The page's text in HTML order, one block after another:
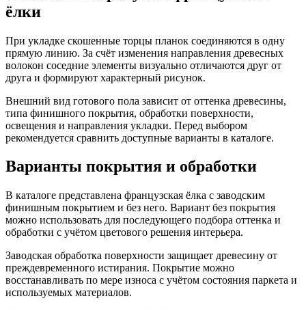
ёлки
При укладке скошенные торцы планок соединяются в одну
прямую линию. За счёт изменения направления древесных
волокон соседние элементы визуально отличаются друг от
друга и формируют характерный рисунок.
Внешний вид готового пола зависит от оттенка древесины,
типа финишного покрытия, обработки поверхности,
освещения и направления укладки. Перед выбором
рекомендуется сравнить доступные варианты в каталоге.
Варианты покрытия и обработки
В каталоге представлена французская ёлка с заводским
финишным покрытием и без него. Вариант без покрытия
можно использовать для последующего подбора оттенка и
обработки с учётом цветового решения интерьера.
Заводская обработка поверхности защищает древесину от
преждевременного истирания. Покрытие можно
восстанавливать по мере износа с учётом состояния паркета и
используемых материалов.